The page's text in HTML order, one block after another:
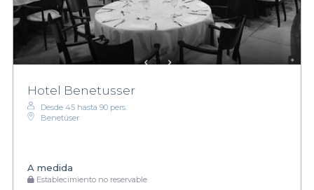
Hotel Benetusser
Desde 45 hasta 90 pers.
Benetúser
A medida
Establecimiento no reservable